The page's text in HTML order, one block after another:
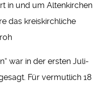
in und um Altenkirchen
das kreiskirchliche
war in der ersten Juli-
Für vermutlich 18